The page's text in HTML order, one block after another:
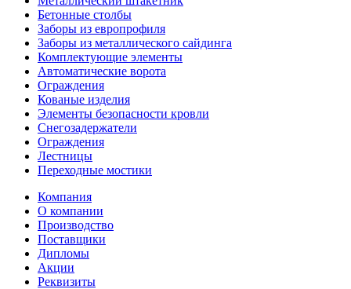
Бетонные столбы
Заборы из европрофиля
Заборы из металлического сайдинга
Комплектующие элементы
Автоматические ворота
Ограждения
Кованые изделия
Элементы безопасности кровли
Снегозадержатели
Ограждения
Лестницы
Переходные мостики
Компания
О компании
Производство
Поставщики
Дипломы
Акции
Реквизиты